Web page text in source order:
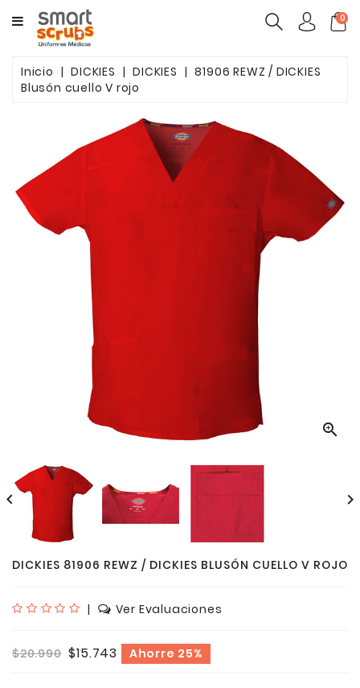
CATEGORY
HOMBRES
TOONIFORMS
COMPLEMENTOS
0
Inicio DICKIES DICKIES
81906 REWZ / DICKIES
Blusón cuello V rojo

 
DICKIES 81906 REWZ / DICKIES BLUSÓN CUELLO V ROJO
| Ver Evaluaciones
$20.990 $15.743 Ahorre 25%